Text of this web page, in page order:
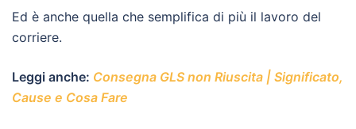
Ed è anche quella che semplifica di più il lavoro del
corriere.
Leggi anche: Consegna GLS non Riuscita | Significato,
Cause e Cosa Fare